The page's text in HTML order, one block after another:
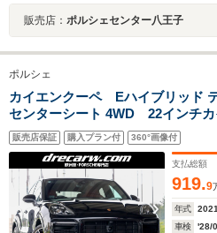
販売店： ポルシェセンター八王子
ポルシェ
カイエンクーペ Eハイブリッド
センターシート 4WD 22インチ
ックAW・LEDマトリックスライ
ールライト・スポーツデザイン
スポーツクロノPKG・2+1シート
赤革
販売店保証 購入プラン付 360°画像付
支払総額
919.9
年式 2021
車検
'28/